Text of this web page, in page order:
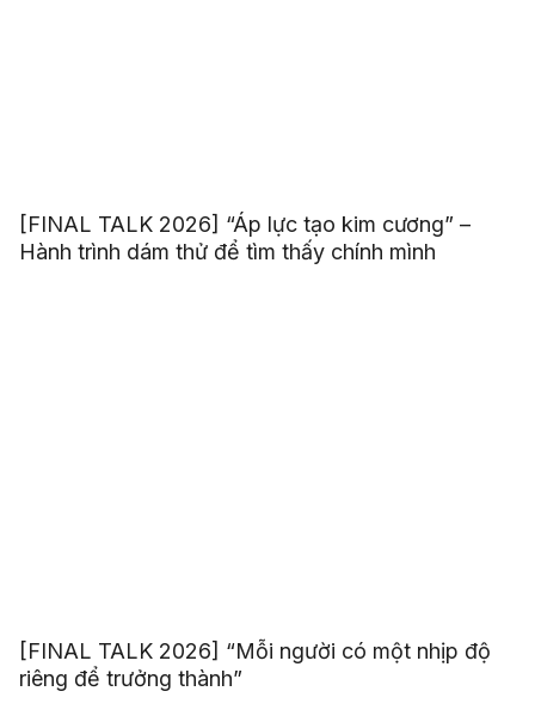
[FINAL TALK 2026] “Áp lực tạo kim cương” –
Hành trình dám thử để tìm thấy chính mình
[FINAL TALK 2026] “Mỗi người có một nhịp độ
riêng để trưởng thành”